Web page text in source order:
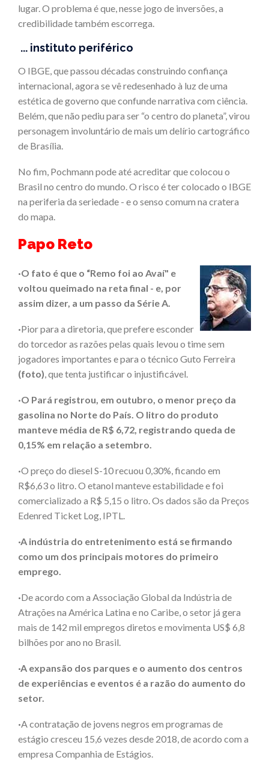
lugar. O problema é que, nesse jogo de inversões, a
credibilidade também escorrega.
... instituto periférico
O IBGE, que passou décadas construindo confiança
internacional, agora se vê redesenhado à luz de uma
estética de governo que confunde narrativa com ciência.
Belém, que não pediu para ser “o centro do planeta”, virou
personagem involuntário de mais um delírio cartográfico
de Brasília.
No fim, Pochmann pode até acreditar que colocou o
Brasil no centro do mundo. O risco é ter colocado o IBGE
na periferia da seriedade - e o senso comum na cratera
do mapa.
Papo Reto
·O fato é que o “Remo foi ao Avaí" e
voltou queimado na reta final - e, por
assim dizer, a um passo da Série A.
·Pior para a diretoria, que prefere esconder
do torcedor as razões pelas quais levou o time sem
jogadores importantes e para o técnico Guto Ferreira
(foto), que tenta justificar o injustificável.
·O Pará registrou, em outubro, o menor preço da
gasolina no Norte do País. O litro do produto
manteve média de R$ 6,72, registrando queda de
0,15% em relação a setembro.
·O preço do diesel S-10 recuou 0,30%, ficando em
R$6,63 o litro. O etanol manteve estabilidade e foi
comercializado a R$ 5,15 o litro. Os dados são da Preços
Edenred Ticket Log, IPTL.
·A indústria do entretenimento está se firmando
como um dos principais motores do primeiro
emprego.
·De acordo com a Associação Global da Indústria de
Atrações na América Latina e no Caribe, o setor já gera
mais de 142 mil empregos diretos e movimenta US$ 6,8
bilhões por ano no Brasil.
·A expansão dos parques e o aumento dos centros
de experiências e eventos é a razão do aumento do
setor.
·A contratação de jovens negros em programas de
estágio cresceu 15,6 vezes desde 2018, de acordo com a
empresa Companhia de Estágios.